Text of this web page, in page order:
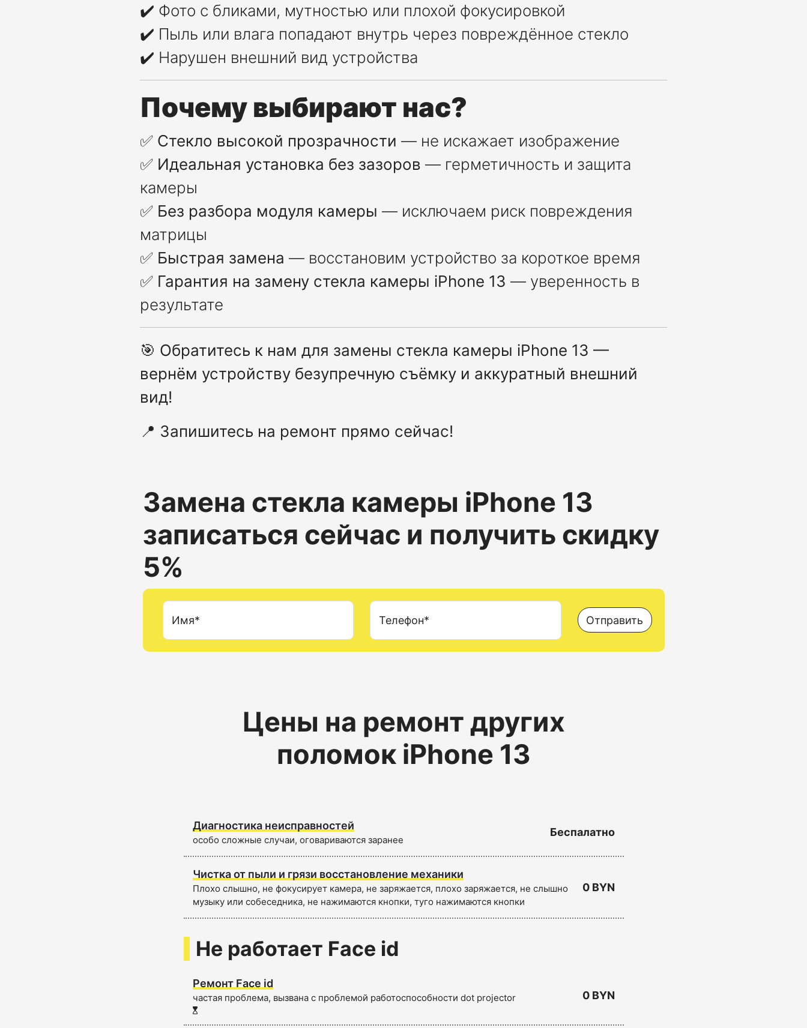
✔️ Фото с бликами, мутностью или плохой фокусировкой
✔️ Пыль или влага попадают внутрь через повреждённое стекло
✔️ Нарушен внешний вид устройства
Почему выбирают нас?
✅ Стекло высокой прозрачности — не искажает изображение
✅ Идеальная установка без зазоров — герметичность и защита
камеры
✅ Без разбора модуля камеры — исключаем риск повреждения
матрицы
✅ Быстрая замена — восстановим устройство за короткое время
✅ Гарантия на замену стекла камеры iPhone 13 — уверенность в
результате
🎯 Обратитесь к нам для замены стекла камеры iPhone 13 —
вернём устройству безупречную съёмку и аккуратный внешний
вид!
📍 Запишитесь на ремонт прямо сейчас!
Замена стекла камеры iPhone 13
записаться сейчас и получить скидку
5%
Имя* Телефон* Отправить
Цены на ремонт других
поломок iPhone 13
Диагностика неисправностей
особо сложные случаи, оговариваются заранее
Беспалатно
Чистка от пыли и грязи восстановление механики
Плохо слышно, не фокусирует камера, не заряжается, плохо заряжается, не слышно
музыку или собеседника, не нажимаются кнопки, туго нажимаются кнопки
0 BYN
Не работает Face id
Ремонт Face id
частая проблема, вызвана с проблемой работоспособности dot projector 0 BYN